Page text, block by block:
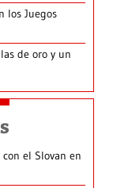
los Juegos
de oro y un
el Slovan en